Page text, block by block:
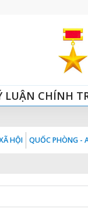
LUẬN CHÍNH
HỘI QUỐC PHÒNG -